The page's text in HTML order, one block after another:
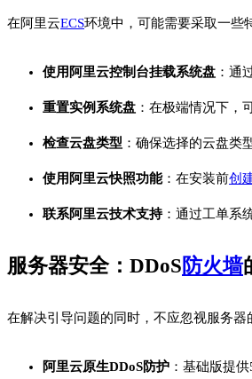
在阿里云ECS环境中，可能需要采取一些
使用阿里云控制台挂载系统盘 ：通
重置实例系统盘 ：在极端情况下，
检查云盘类型 ：确保选择的云盘类
使用阿里云快照功能：在安装前创
联系阿里云技术支持：通过工单系
服务器安全：DDoS 防火墙
在解决引导问题的同时，不应忽视服务器
阿里云原生DDoS防护 ：基础版提